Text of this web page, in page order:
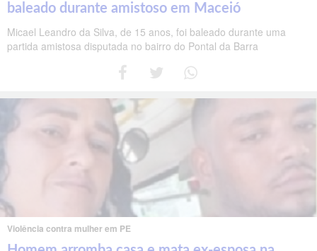
baleado durante amistoso em Maceió
Micael Leandro da Silva, de 15 anos, foi baleado durante uma
partida amistosa disputada no bairro do Pontal da Barra
Violência contra mulher em PE